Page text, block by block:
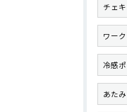
チェキ
ワー
冷感
あたみ